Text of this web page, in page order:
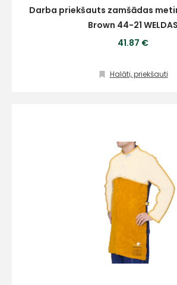
Darba priekšauts zamšādas
Brown 44-21 WELDAS
41.87 €
Halāti, priekšauti